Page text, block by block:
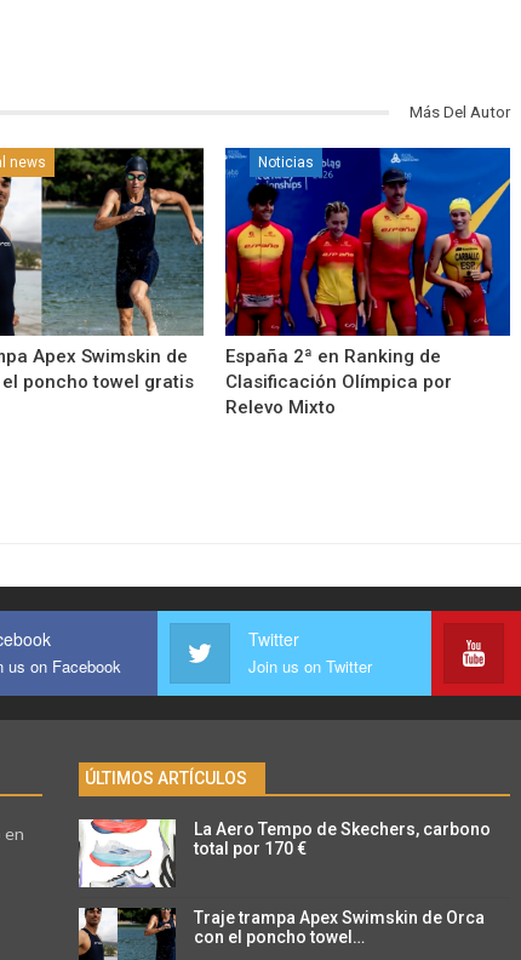
Más Del Autor
news
Apex Swimskin de
poncho towel gratis
Noticias
España 2ª en Ranking de
Clasificación Olímpica por
Relevo Mixto
us on Facebook
Twitter
Join us on Twitter
en
ÚLTIMOS ARTÍCULOS
La Aero Tempo de Skechers, carbono
total por 170 €
Traje trampa Apex Swimskin de Orca
con el poncho towel…